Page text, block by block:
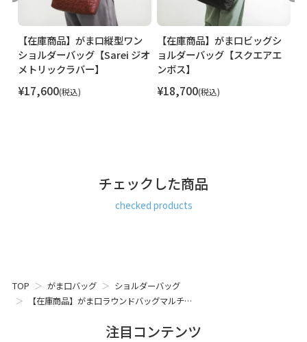
ルトは濃いグレーになります。
【在庫商品】がま口縦型ワン
ショルダーバッグ【Sarei ジオ
メトリックラバー】
¥17,600 税込
【在庫商品】がま口ビッグシ
ョルダーバッグ【スクエアエ
ンボス】
¥18,700 税込
チェックした商品
checked products
TOP がま口バッグ
ショルダーバッグ
【在庫商品】がま口ラウンドバッグマルチ…
注目コンテンツ